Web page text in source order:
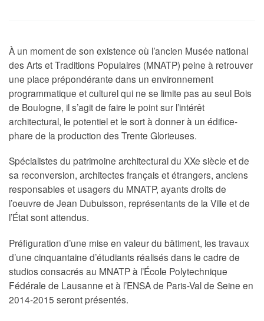
À un moment de son existence où l’ancien Musée national
des Arts et Traditions Populaires (MNATP) peine à retrouver
une place prépondérante dans un environnement
programmatique et culturel qui ne se limite pas au seul Bois
de Boulogne, il s’agit de faire le point sur l’intérêt
architectural, le potentiel et le sort à donner à un édifice-
phare de la production des Trente Glorieuses.
Spécialistes du patrimoine architectural du XXe siècle et de
sa reconversion, architectes français et étrangers, anciens
responsables et usagers du MNATP, ayants droits de
l’oeuvre de Jean Dubuisson, représentants de la Ville et de
l’État sont attendus.
Préfiguration d’une mise en valeur du bâtiment, les travaux
d’une cinquantaine d’étudiants réalisés dans le cadre de
studios consacrés au MNATP à l’École Polytechnique
Fédérale de Lausanne et à l’ENSA de Paris-Val de Seine en
2014-2015 seront présentés.